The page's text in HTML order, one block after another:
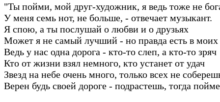
"Ты пойми, мой друг-художник, я ведь тоже не
У меня семь нот, не больше, - отвечает музыкант.
Я спою, а ты послушай о любви и о друзьях
Может я не самый лучший - но правда есть в моих
Ведь у нас одна дорога - кто-то слеп, а кто-то зряч
Кто от жизни взял немного, кто устанет от удач
Звезд на небе очень много, только всех не
Верен будь своей дороге - подрастешь, тогда